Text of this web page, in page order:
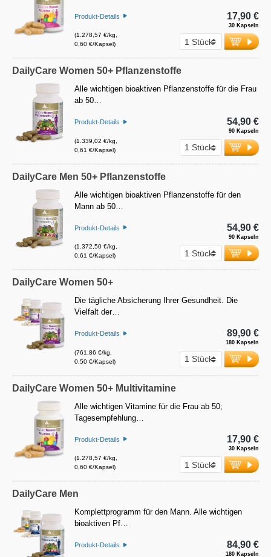
Produkt-Details
(1.278,57 €/kg,
0,60 €/Kapsel)
30 Kapseln
17,90 €
DailyCare Women 50+ Pflanzenstoffe
Alle wichtigen bioaktiven Pflanzenstoffe für die Frau
ab 50…
Produkt-Details
(1.339,02 €/kg,
0,61 €/Kapsel)
90 Kapseln
54,90 €
DailyCare Men 50+ Pflanzenstoffe
Alle wichtigen bioaktiven Pflanzenstoffe für den
Mann ab 50…
Produkt-Details
(1.372,50 €/kg,
0,61 €/Kapsel)
90 Kapseln
54,90 €
DailyCare Women 50+
Die tägliche Absicherung Ihrer Gesundheit. Die
Vielfalt der…
Produkt-Details
(761,86 €/kg,
0,50 €/Kapsel)
180 Kapseln
89,90 €
DailyCare Women 50+ Multivitamine
Alle wichtigen Vitamine für die Frau ab 50;
Tagesempfehlung…
Produkt-Details
(1.278,57 €/kg,
0,60 €/Kapsel)
30 Kapseln
17,90 €
DailyCare Men
Komplettprogramm für den Mann. Alle wichtigen
bioaktiven Pf…
Produkt-Details
180 Kapseln
84,90 €